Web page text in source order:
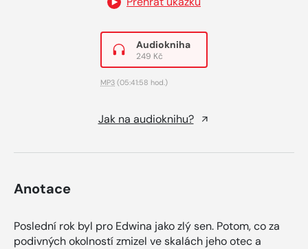
Audiokniha
249 Kč
MP3 (05:41:58 hod.)
Jak na audioknihu?
Anotace
Poslední rok byl pro Edwina jako zlý sen. Potom, co za
podivných okolností zmizel ve skalách jeho otec a